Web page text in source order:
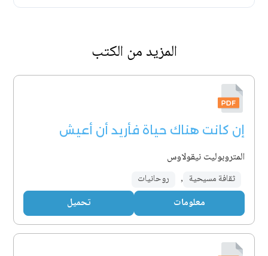
المزيد من الكتب
إن كانت هناك حياة فأريد أن أعيش
المتروبوليت نيقولاوس
ثقافة مسيحية , روحانيات
معلومات تحميل